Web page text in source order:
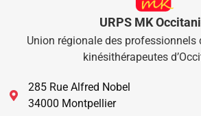
URPS MK
Union régionale des professionnels
kinésithérapeutes
285 Rue Alfred Nobel
34000 Montpellier